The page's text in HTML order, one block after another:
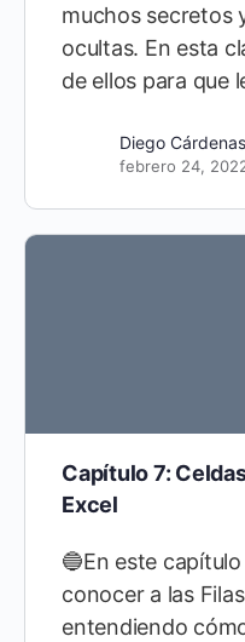
septiembre 10,
muchos secretos
ocultas. En esta
de ellos para que
Diego Cárdenas
febrero 24,
Capítulo 7:
Excel
🔵En este
conocer a las
entendiendo